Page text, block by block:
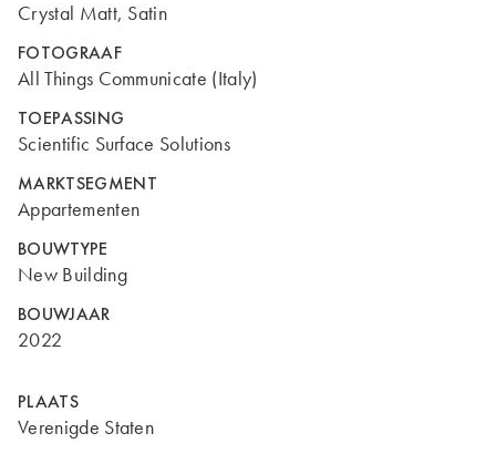
Crystal Matt, Satin
FOTOGRAAF
All Things Communicate (Italy)
TOEPASSING
Scientific Surface Solutions
MARKTSEGMENT
Appartementen
BOUWTYPE
New Building
BOUWJAAR
2022
PLAATS
Verenigde Staten